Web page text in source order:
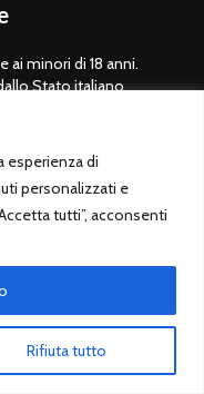
esperienza di
personalizzati e
tutti”, acconsenti
Rifiuta tutto
minori di 18 anni.
Stato italiano
CalcioSito Ufficiale -